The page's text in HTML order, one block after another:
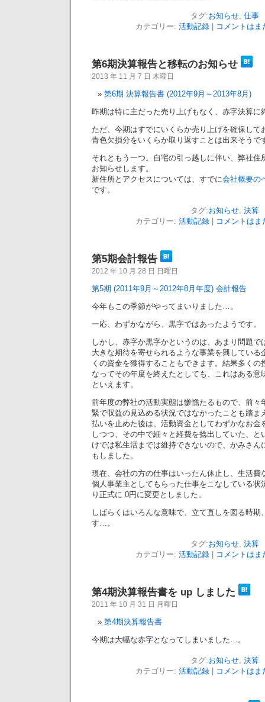
タグ:お知らせ, 仕事
カテゴリー: 活動記録| コメントはま
第6期決算報告と移転のお知らせ
2013 年 11 月 7 日 木曜日
第6期 決算報告書 (2012年9月～2013年8月)
昨期は特に主だった売り上げもなく、赤字決算
ただ、今期はすでにいくらか売り上げを確保して
青色欠損分をいくらか取り返すことは出来そう
それともう一つ。自宅の引っ越しに伴い、弊社住
お知らせします。
新住所とアクセスについては、すでに会社概要の
です。
タグ:お知らせ, 決算
カテゴリー: 活動記録| コメントはま
第5期会計報告
2012 年 10 月 28 日 日曜日
第5期 (2011年9月～2012年8月年度) 会計報告
今年もこの季節がやってまいりました…。
一応、わずかながら、黒字ではあったようです。
しかし、赤字か黒字かというのは、あまり問題で
大きな期待を寄せられるような事業を興している
くの資金を獲得することもできます。結果多くの
なってその年度を終えたとしても、これはある意
といえます。
前年度の弊社の活動実態は惨憺たるもので、前々
緊で収益の見込める状況ではなかったことも踏ま
払いを止めた後は、活動資金としてわずかなお金
しつつ、その中で細々と経費を捻出していた、
けでは私生活までは維持できないので、かみさん
もしました。
現在、会社の方の仕事はいったん休止し、生活費
個人事業主としてもらった仕事をこなしている状
り正式に 0円に変更としました。
しばらくはいろんな意味で、立て直しを図る時期
す…。
タグ:お知らせ, 決算
カテゴリー: 活動記録| コメントはま
第4期決算報告書を up しました
2011 年 10 月 31 日 月曜日
第4期決算報告書
今期は大幅な赤字となってしまいました…。
タグ:お知らせ, 決算
カテゴリー: 活動記録| コメントはま